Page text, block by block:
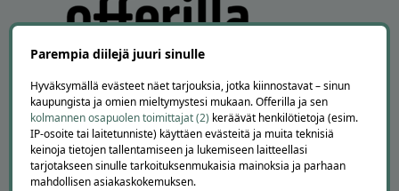
APUA JA NEUVOJA
Peruuta tilaus
Parempia diilejä juuri sinulle
Hyväksymällä evästeet näet tarjouksia, jotka kiinnostavat – sinun
kaupungista ja omien mieltymystesi mukaan. Offerilla ja sen
kolmannen osapuolen toimittajat (2) keräävät henkilötietoja (esim.
IP-osoite tai laitetunniste) käyttäen evästeitä ja muita teknisiä
keinoja tietojen tallentamiseen ja lukemiseen laitteellasi
tarjotakseen sinulle tarkoituksenmukaisia mainoksia ja parhaan
mahdollisen asiakaskokemuksen.